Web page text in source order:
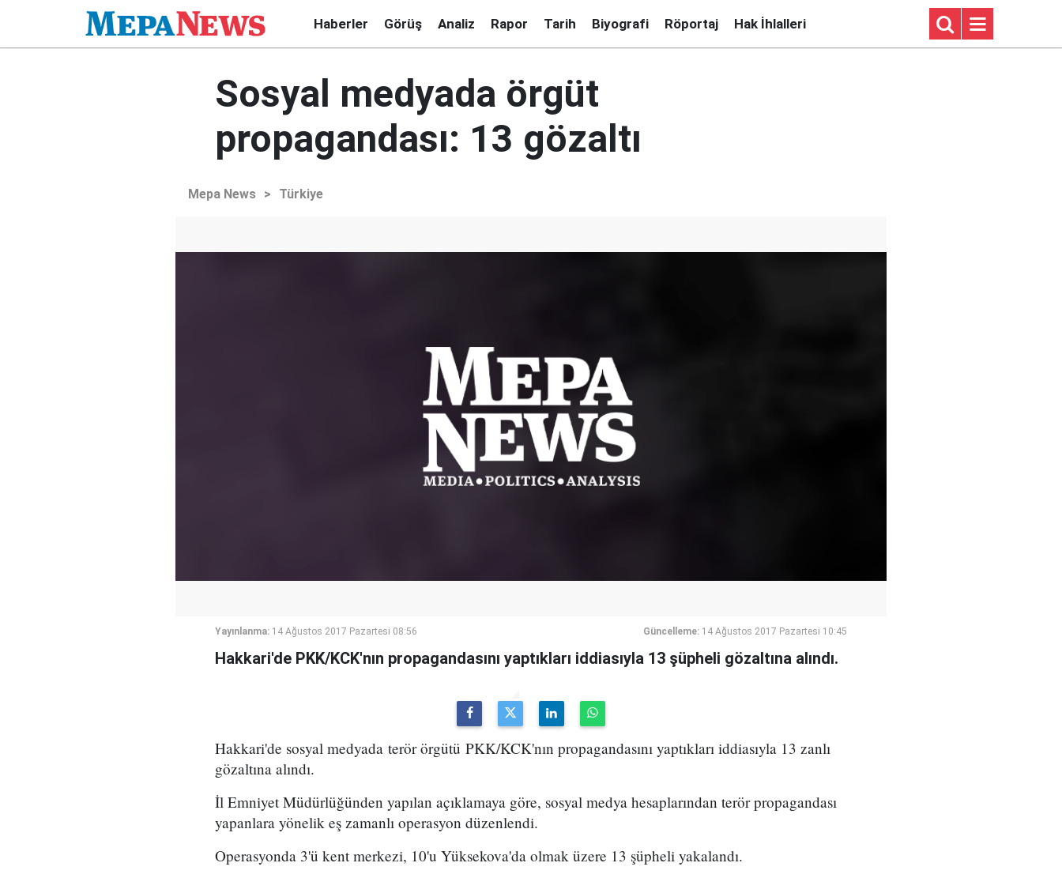
Haberler Görüş Analiz Rapor Tarih Biyografi Röportaj Hak İhlalleri
Sosyal medyada örgüt
propagandası: 13 gözaltı
Mepa News > Türkiye
Yayınlanma: 14 Ağustos 2017 Pazartesi 08:56 Güncelleme: 14 Ağustos 2017 Pazartesi 10:45
Hakkari'de PKK/KCK'nın propagandasını yaptıkları iddiasıyla 13 şüpheli gözaltına alındı.
Hakkari'de sosyal medyada terör örgütü PKK/KCK'nın propagandasını yaptıkları iddiasıyla 13 zanlı
gözaltına alındı.
İl Emniyet Müdürlüğünden yapılan açıklamaya göre, sosyal medya hesaplarından terör propagandası
yapanlara yönelik eş zamanlı operasyon düzenlendi.
Operasyonda 3'ü kent merkezi, 10'u Yüksekova'da olmak üzere 13 şüpheli yakalandı.